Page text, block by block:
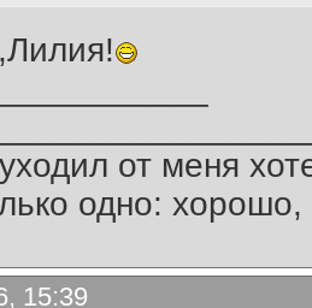
от меня
одно:
15:39